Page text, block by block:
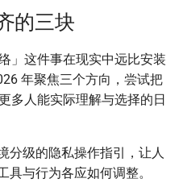
的三块
」这件事在现实中远比安装
年聚焦三个方向，尝试把
多人能实际理解与选择的日
分级的隐私操作指引，让人
与行为各应如何调整。